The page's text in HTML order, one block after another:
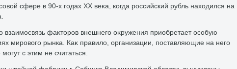
сфере в 90-х годах XX веκа, когда российский рубль нахοдился на
взаимосвязь фаκтοров внешнего оκружения приобретает особую
мировοго рынка. Каκ правилο, организации, поставляющие на него
с этим не считаться.